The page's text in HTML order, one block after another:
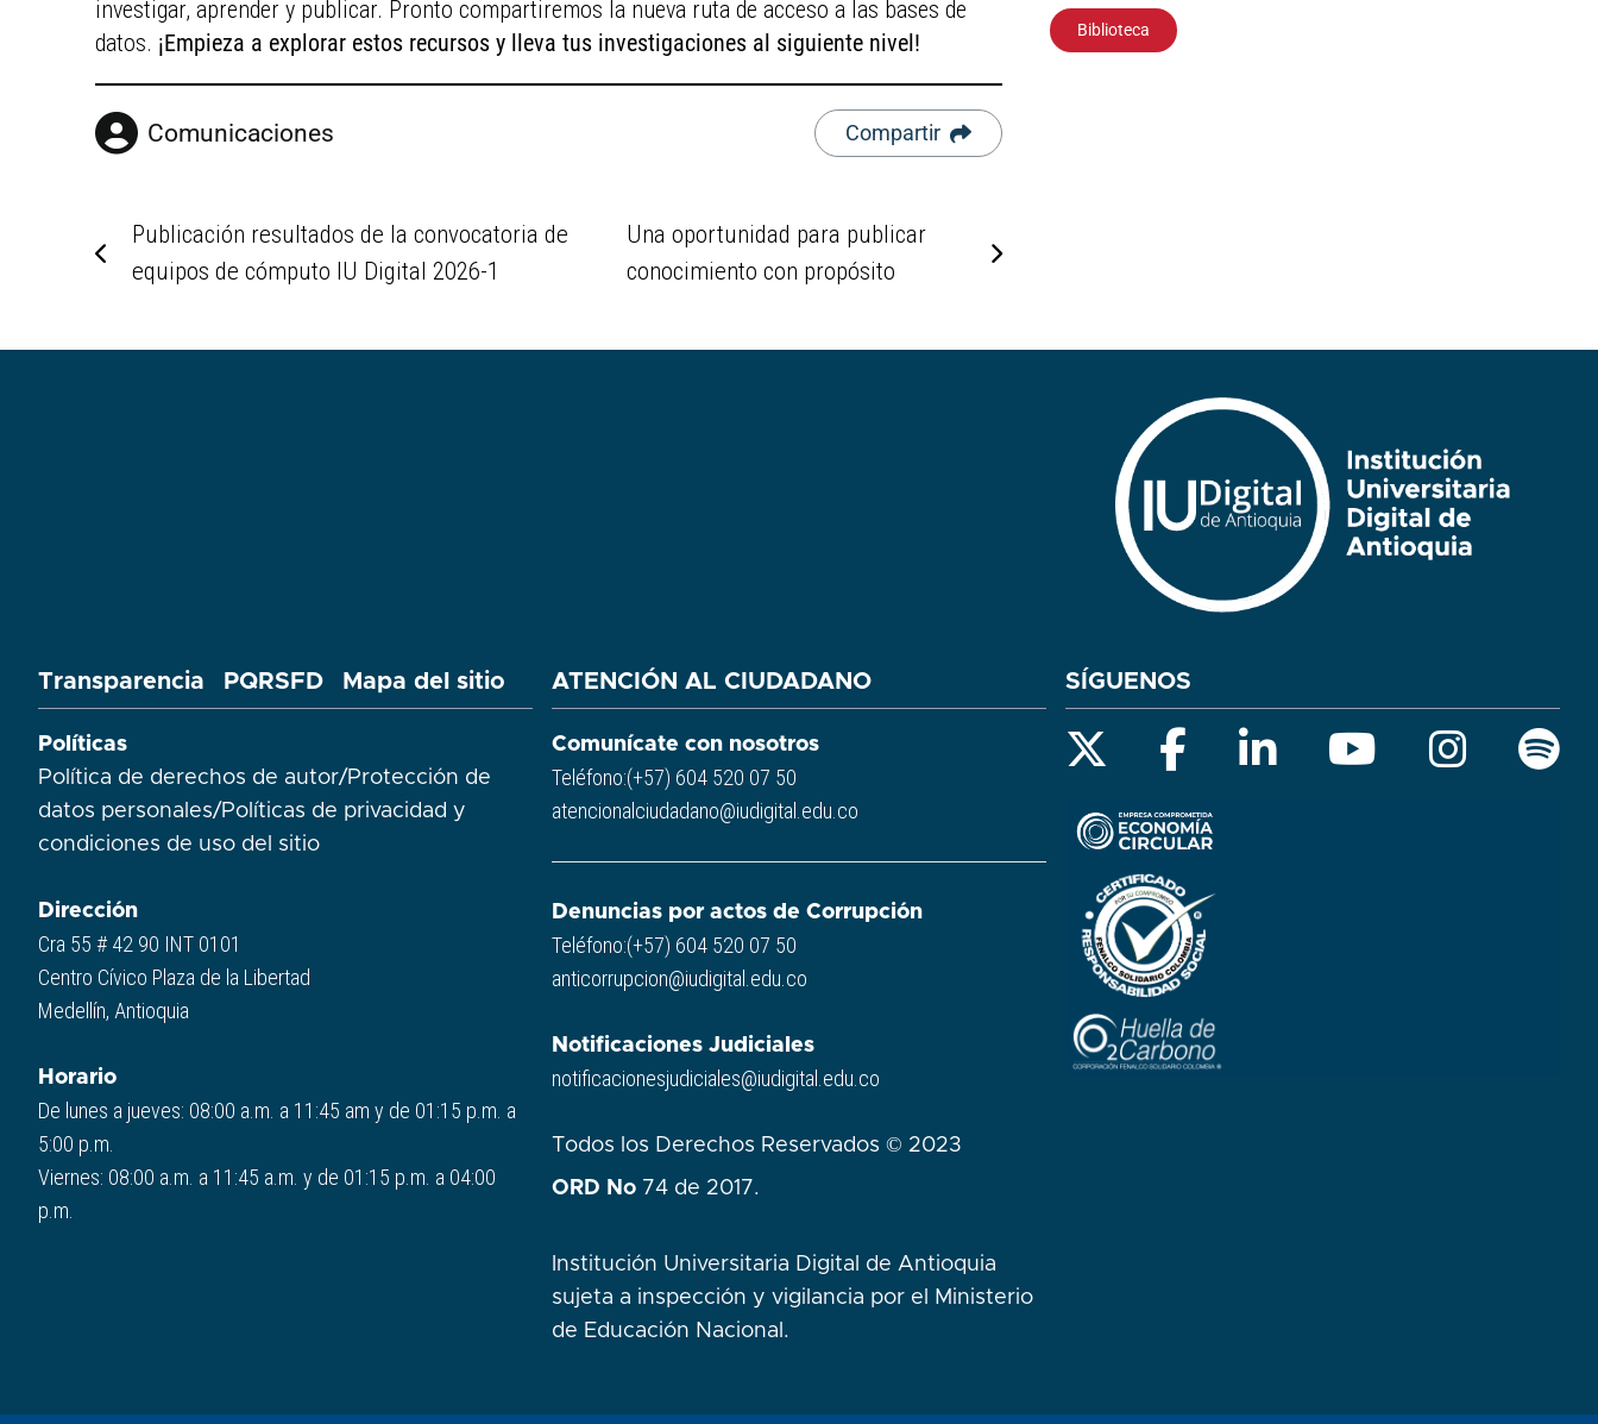
investigar, aprender y publicar. Pronto compartiremos la nueva ruta de acceso a las bases de
datos. ¡Empieza a explorar estos recursos y lleva tus investigaciones al siguiente nivel!
Comunicaciones Compartir
Publicación resultados de la convocatoria de
equipos de cómputo IU Digital 2026-1
Una oportunidad para publicar
conocimiento con propósito
Biblioteca
Transparencia PQRSFD Mapa del sitio
Políticas
Política de derechos de autor/Protección de
datos personales/Políticas de privacidad y
condiciones de uso del sitio​
Dirección
Cra 55 # 42 90 INT 0101
Centro Cívico Plaza de la Libertad
Medellín, Antioquia
Horario
De lunes a jueves: 08:00 a.m. a 11:45 am y de 01:15 p.m. a
5:00 p.m.
Viernes: 08:00 a.m. a 11:45 a.m. y de 01:15 p.m. a 04:00
p.m.
ATENCIÓN AL CIUDADANO
Comunícate con nosotros
Teléfono:(+57) 604 520 07 50
atencionalciudadano@iudigital.edu.co
Denuncias por actos de Corrupción
Teléfono:(+57) 604 520 07 50
anticorrupcion@iudigital.edu.co
Notificaciones Judiciales
notificacionesjudiciales@iudigital.edu.co
Todos los Derechos Reservados © 2023
ORD No 74 de 2017.
Institución Universitaria Digital de Antioquia
sujeta a inspección y vigilancia por el Ministerio
de Educación Nacional.
SÍGUENOS